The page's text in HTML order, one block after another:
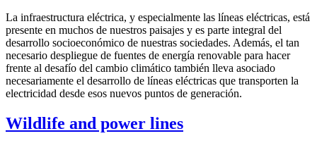
La infraestructura eléctrica, y especialmente las líneas eléctricas, está
presente en muchos de nuestros paisajes y es parte integral del
desarrollo socioeconómico de nuestras sociedades. Además, el tan
necesario despliegue de fuentes de energía renovable para hacer
frente al desafío del cambio climático también lleva asociado
necesariamente el desarrollo de líneas eléctricas que transporten la
electricidad desde esos nuevos puntos de generación.
Wildlife and power lines